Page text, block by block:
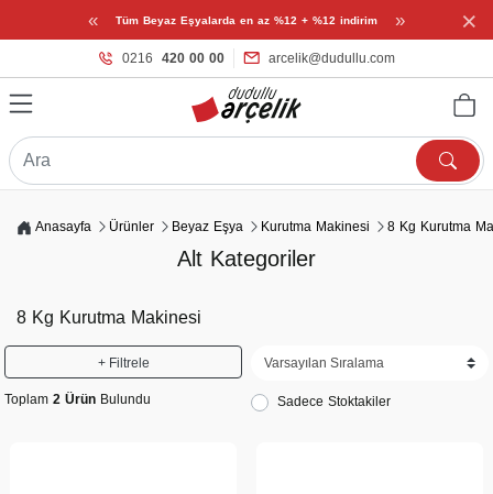
« Tüm Beyaz Eşyalarda en az %12 + %12 indirim » ×
0216 420 00 00 arcelik@dudullu.com
Anasayfa Ürünler Beyaz Eşya Kurutma Makinesi 8 Kg Kurutma
Alt Kategoriler
8 Kg Kurutma Makinesi
+ Filtrele
Toplam 2 Ürün Bulundu Sadece Stoktakiler